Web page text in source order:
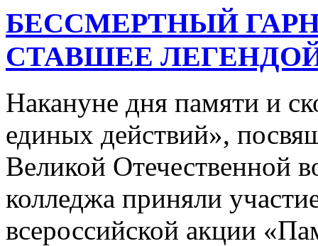
БЕССМЕРТНЫЙ
СТАВШЕЕ
Накануне дня памяти и
единых действий»,
Великой Отечественной
колледжа приняли
всероссийской акции